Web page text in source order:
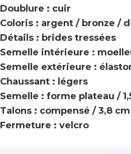
Doublure : cuir
Coloris : argent / bronze /
Détails : brides tressées
Semelle intérieure :
Semelle extérieure :
Chaussant : légers
Semelle : forme plateau /
Talons : compensé / 3,8 cm
Fermeture : velcro